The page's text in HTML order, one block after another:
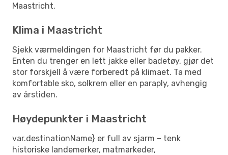
Maastricht.
Klima i Maastricht
Sjekk værmeldingen for Maastricht før du pakker.
Enten du trenger en lett jakke eller badetøy, gjør det
stor forskjell å være forberedt på klimaet. Ta med
komfortable sko, solkrem eller en paraply, avhengig
av årstiden.
Høydepunkter i Maastricht
var.destinationName} er full av sjarm – tenk
historiske landemerker, matmarkeder,